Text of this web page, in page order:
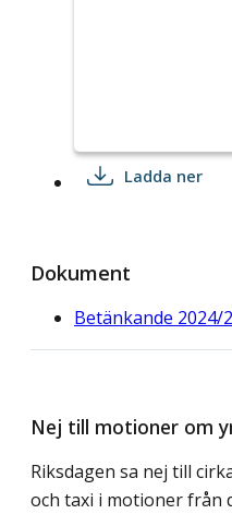
Ladda ner
Dokument
Betänkande 2024/
Nej till motioner om
Riksdagen sa nej till
och taxi i motioner från